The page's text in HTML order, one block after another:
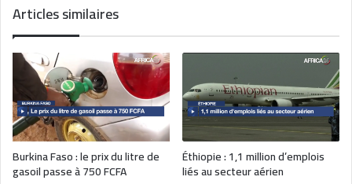
Articles similaires
Burkina Faso : le prix du litre de
gasoil passe à 750 FCFA
Éthiopie : 1,1 million d’emplois
liés au secteur aérien